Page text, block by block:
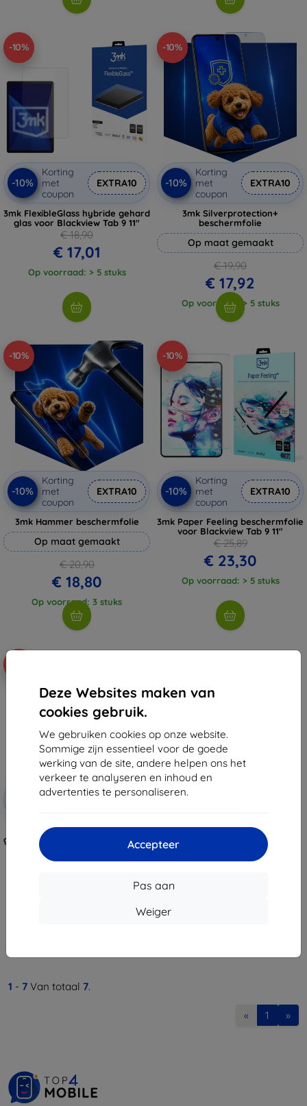
Deze Websites maken van
cookies gebruik.
We gebruiken cookies op onze website.
Sommige zijn essentieel voor de goede
werking van de site, andere helpen ons het
verkeer te analyseren en inhoud en
advertenties te personaliseren.
Accepteer
Pas aan
Weiger
-10%
-10%
Korting
met
coupon
EXTRA10
3mk FlexibleGlass hybride gehard
glas voor Blackview Tab 9 11"
€ 18,90
€ 17,01
Op voorraad: > 5 stuks
-10%
-10%
Korting
met
coupon
EXTRA10
3mk Silverprotection+
beschermfolie
Op maat gemaakt
€ 19,90
€ 17,92
Op voorraad: > 5 stuks
-10%
-10%
Korting
met
coupon
EXTRA10
3mk Hammer beschermfolie
Op maat gemaakt
€ 20,90
€ 18,80
Op voorraad: 3 stuks
-10%
-10%
Korting
met
coupon
EXTRA10
3mk Paper Feeling beschermfolie
voor Blackview Tab 9 11"
€ 25,89
€ 23,30
Op voorraad: > 5 stuks
Korting
met
EXTRA10
3mk FlexibleGlass Pro hybride
gehard glas voor Blackview Tab 9
€ 36,91
1 - 7 Van totaal 7.
« 1 »